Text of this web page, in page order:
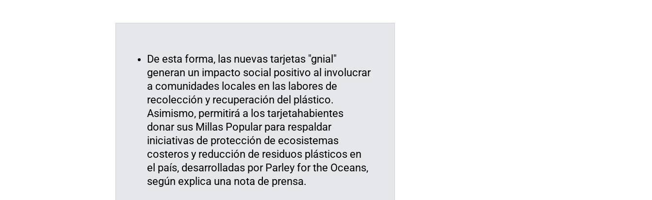
De esta forma, las nuevas tarjetas "gnial"
generan un impacto social positivo al involucrar
a comunidades locales en las labores de
recolección y recuperación del plástico.
Asimismo, permitirá a los tarjetahabientes
donar sus Millas Popular para respaldar
iniciativas de protección de ecosistemas
costeros y reducción de residuos plásticos en
el país, desarrolladas por Parley for the Oceans,
según explica una nota de prensa.